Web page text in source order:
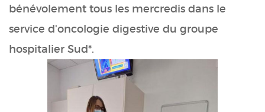
bénévolement tous les mercredis dans le
service d'oncologie digestive du groupe
hospitalier Sud*.